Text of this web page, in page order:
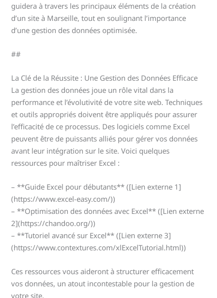
guidera à travers les principaux éléments de la création
d’un site à Marseille, tout en soulignant l’importance
d’une gestion des données optimisée.
##
La Clé de la Réussite : Une Gestion des Données Efficace
La gestion des données joue un rôle vital dans la
performance et l’évolutivité de votre site web. Techniques
et outils appropriés doivent être appliqués pour assurer
l’efficacité de ce processus. Des logiciels comme Excel
peuvent être de puissants alliés pour gérer vos données
avant leur intégration sur le site. Voici quelques
ressources pour maîtriser Excel :
– **Guide Excel pour débutants** ([Lien externe 1]
(https://www.excel-easy.com/))
– **Optimisation des données avec Excel** ([Lien externe
2](https://chandoo.org/))
– **Tutoriel avancé sur Excel** ([Lien externe 3]
(https://www.contextures.com/xlExcelTutorial.html))
Ces ressources vous aideront à structurer efficacement
vos données, un atout incontestable pour la gestion de
votre site.